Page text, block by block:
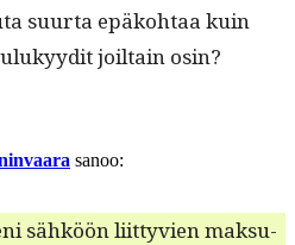
suur­ta epäko­htaa kuin
joil­tain osin?
sanoo:
sähköön liit­tyvien mak­su­